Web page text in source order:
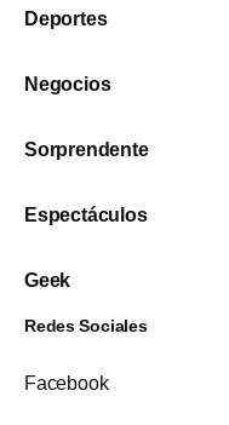
Deportes
Negocios
Sorprendente
Espectáculos
Geek
Redes Sociales
Facebook